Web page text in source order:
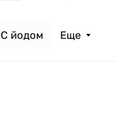
С йодом Еще